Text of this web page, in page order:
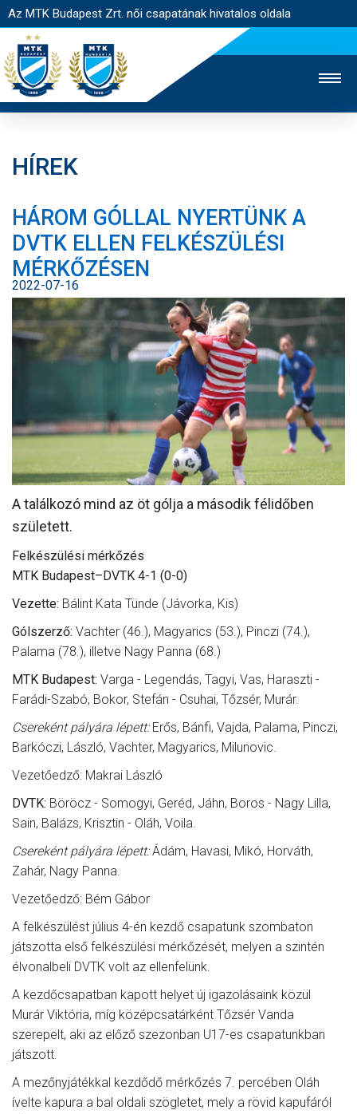
Az MTK Budapest Zrt. női csapatának hivatalos oldala
JEGYÉRTÉKESÍTÉS
WEBSHOP
STADION
EGYESÜLET
KAPCSOLAT
NYITÓLAP
HÍREK
CSAPAT
MÉRKŐZÉSEK
JELENTKEZÉS
KLUB
GALÉRIA
SZURKOLÓI ÉLMÉNYEK
HÍREK
HÁROM GÓLLAL NYERTÜNK A
DVTK ELLEN FELKÉSZÜLÉSI
MÉRKŐZÉSEN
2022-07-16
A találkozó mind az öt gólja a második félidőben
született.
Felkészülési mérkőzés
MTK Budapest–DVTK 4-1 (0-0)
Vezette: Bálint Kata Tünde (Jávorka, Kis)
Gólszerző: Vachter (46.), Magyarics (53.), Pinczi (74.),
Palama (78.), illetve Nagy Panna (68.)
MTK Budapest: Varga - Legendás, Tagyi, Vas, Haraszti -
Farádi-Szabó, Bokor, Stefán - Csuhai, Tőzsér, Murár.
Csereként pályára lépett: Erős, Bánfi, Vajda, Palama, Pinczi,
Barkóczi, László, Vachter, Magyarics, Milunovic.
Vezetőedző: Makrai László
DVTK: Böröcz - Somogyi, Geréd, Jáhn, Boros - Nagy Lilla,
Sain, Balázs, Krisztin - Oláh, Voila.
Csereként pályára lépett:Ádám, Havasi, Mikó, Horváth,
Zahár, Nagy Panna.
Vezetőedző: Bém Gábor
A felkészülést július 4-én kezdő csapatunk szombaton
játszotta első felkészülési mérkőzését, melyen a szintén
élvonalbeli DVTK volt az ellenfelünk.
A kezdőcsapatban kapott helyet új igazolásaink közül
Murár Viktória, míg középcsatárként Tőzsér Vanda
szerepelt, aki az előző szezonban U17-es csapatunkban
játszott.
A mezőnyjátékkal kezdődő mérkőzés 7. percében Oláh
ívelte kapura a bal oldali szögletet, mely a rövid kapufáról